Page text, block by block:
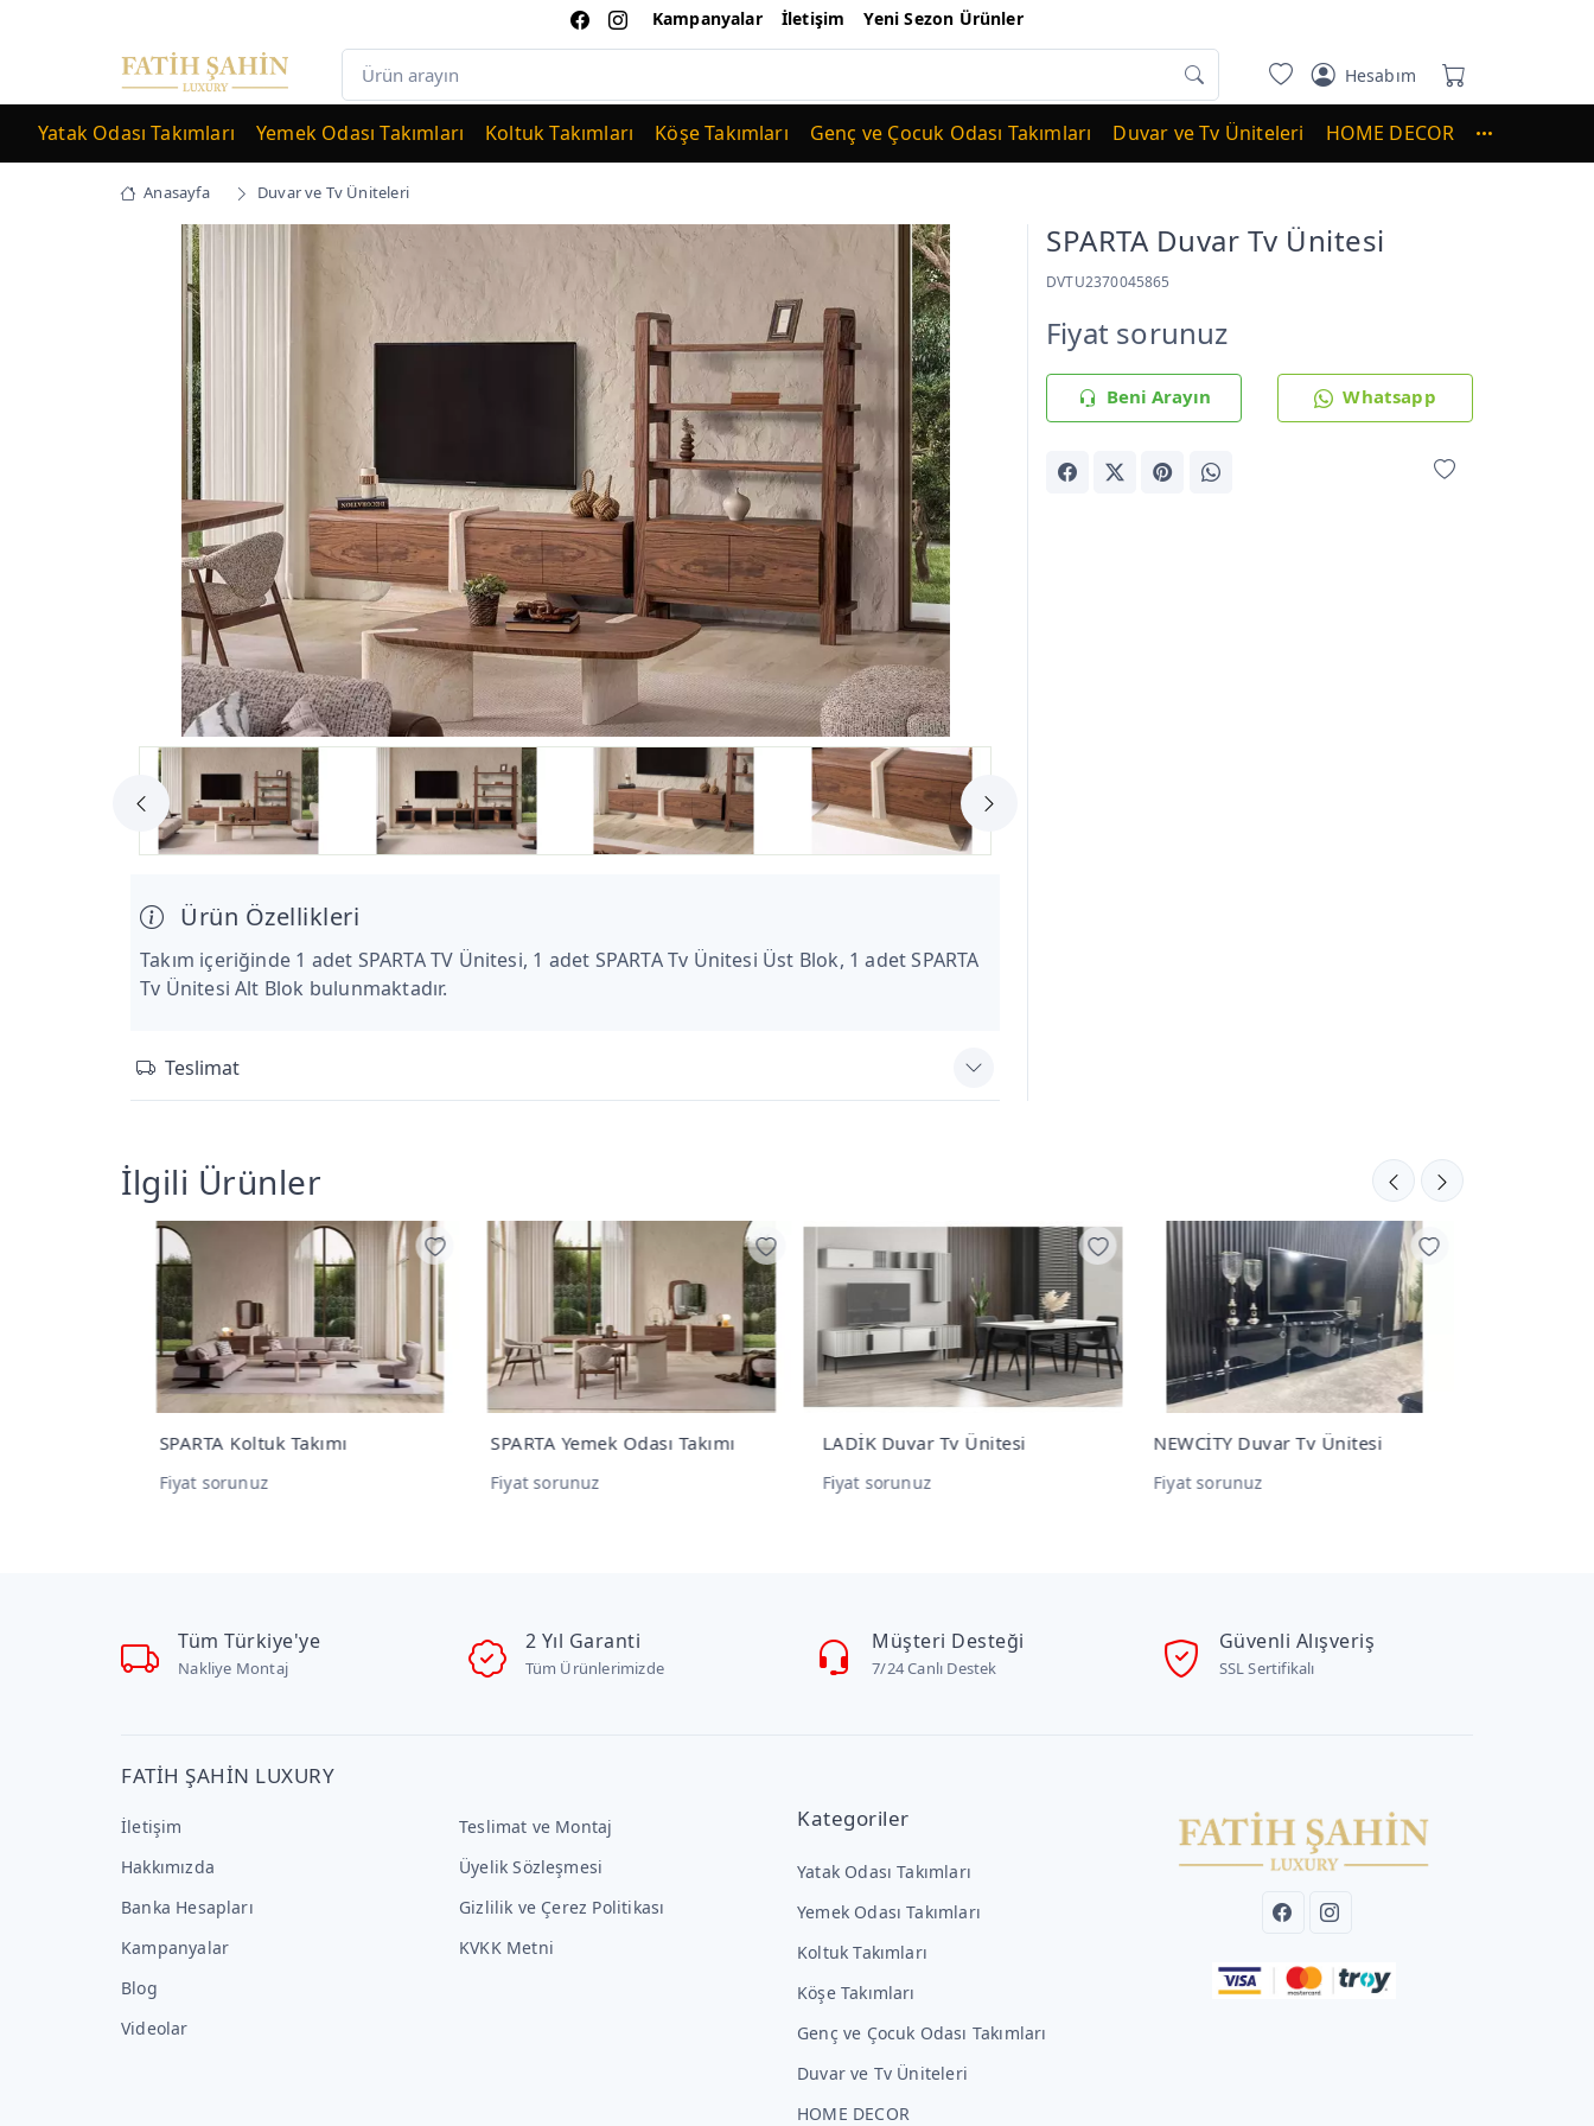
Kampanyalar İletişim Yeni Sezon Ürünler
Hesabım
Yatak Odası Takımları Yemek Odası Takımları Koltuk Takımları Köşe Takımları Genç ve Çocuk Odası Takımları Duvar ve Tv Üniteleri HOME DECOR
Anasayfa Duvar ve Tv Üniteleri
SPARTA Duvar Tv Ünitesi
DVTU2370045865
Fiyat sorunuz
Beni Arayın Whatsapp
Ürün Özellikleri
Takım içeriğinde 1 adet SPARTA TV Ünitesi, 1 adet SPARTA Tv Ünitesi Üst Blok, 1 adet SPARTA
Tv Ünitesi Alt Blok bulunmaktadır.
Teslimat
İlgili Ürünler
SPARTA Yemek Odası Takımı
Fiyat sorunuz
LADİK Duvar Tv Ünitesi
Fiyat sorunuz
NEWCİTY Duvar Tv Ünitesi
Fiyat sorunuz
Amor Duvar Tv Ünitesi
Fiyat sorunuz
Tüm Türkiye'ye
Nakliye Montaj
2 Yıl Garanti
Tüm Ürünlerimizde
Müşteri Desteği
7/24 Canlı Destek
Güvenli Alışveriş
SSL Sertifikalı
FATİH ŞAHİN LUXURY
İletişim
Hakkımızda
Banka Hesapları
Kampanyalar
Blog
Videolar
Teslimat ve Montaj
Üyelik Sözleşmesi
Gizlilik ve Çerez Politikası
KVKK Metni
Kategoriler
Yatak Odası Takımları
Yemek Odası Takımları
Koltuk Takımları
Köşe Takımları
Genç ve Çocuk Odası Takımları
Duvar ve Tv Üniteleri
HOME DECOR